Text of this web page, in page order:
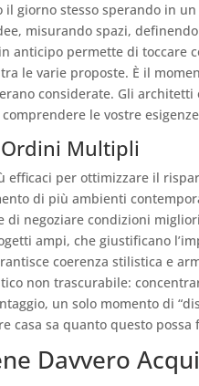
il giorno stesso sperando in
misurando spazi,
anticipo permette di
le varie proposte. È il
considerate. Gli
le vostre
Multipli
efficaci per ottimizzare il
di più ambienti
di negoziare condizioni
ampi, che giustificano
coerenza stilistica e
non trascurabile:
un solo momento di
casa sa quanto questo possa
Davvero